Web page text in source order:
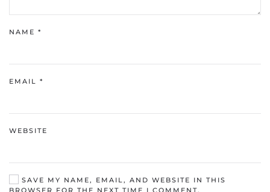
NAME *
EMAIL *
WEBSITE
SAVE MY NAME, EMAIL, AND WEBSITE IN THIS
BROWSER FOR THE NEXT TIME I COMMENT.